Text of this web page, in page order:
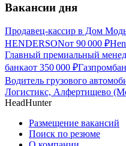
Вакансии дня
Продавец-кассир в Дом
HENDERSONот 90 000 ₽
Главный премиальный
банкаот 350 000 ₽
Водитель грузового
Логистикс, Алфертищево
HeadHunter
Размещение вакансий
Поиск по резюме